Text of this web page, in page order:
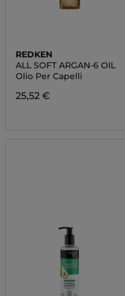
REDKEN
ALL SOFT ARGAN-6 OIL
Olio Per Capelli
25,52 €